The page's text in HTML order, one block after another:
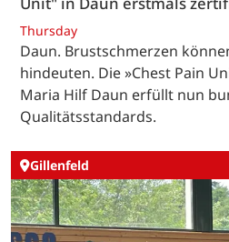
Thursday
Daun. Brustschmerzen
hindeuten. Die »Chest Pain
Maria Hilf Daun erfüllt nun
Qualitätsstandards.
Gillenfeld